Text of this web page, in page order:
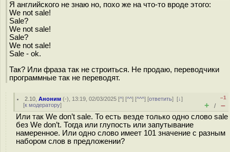
Я английского не знаю но, похо же на что-то вроде этого:
We not sale!
Sale?
We not sale!
Sale?
We not sale!
Sale - ok.
Так? Или фраза так не строиться. Не продаю, переводчики
программные так не переводят.
2.10 ,Аноним (-), 13:19, 02/03/2025 [^] [^^] [^^^] [ответить][↓]
[к модератору]
–1
+ / –
Или так We don’t sale. То есть везде только одно слово sale
без We don’t. Тогда или глупость или запутывание
намеренное. Или одно слово имеет 101 значение с разным
набором слов в предложении?